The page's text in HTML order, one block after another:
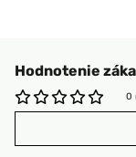
Hodnotenie
0